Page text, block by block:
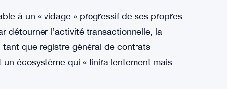
à un « vidage » progressif de ses propres
détourner l’activité transactionnelle, la
que registre général de contrats
écosystème qui « finira lentement mais